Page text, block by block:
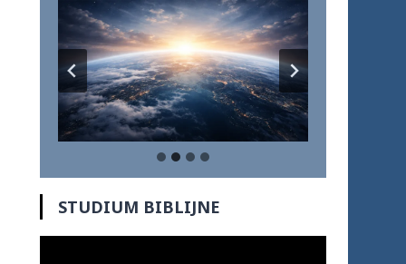
STUDIUM BIBLIJNE